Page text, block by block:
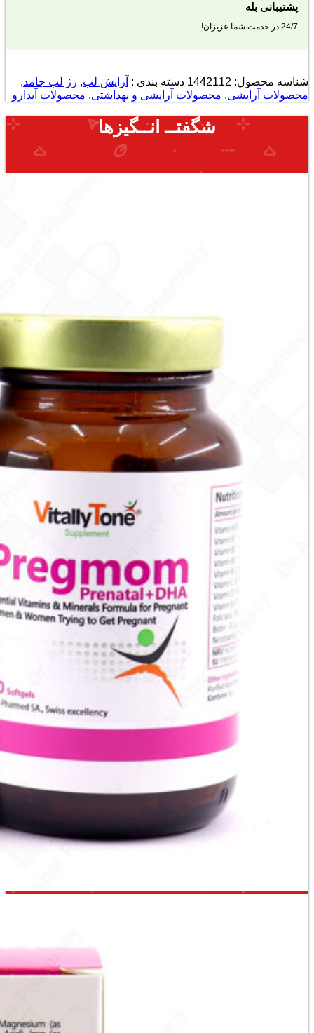
پشتیبانی بله
24/7 در خدمت شما عزیزان!
شناسه محصول: 1442112 دسته بندی : آرایش لب, رژ لب جامد,
محصولات آرایشی, محصولات آرایشی و بهداشتی, محصولات آیدارو
شگفتــ انــگیزها